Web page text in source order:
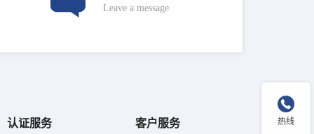
Leave a message
认证服务 客户服务

热线